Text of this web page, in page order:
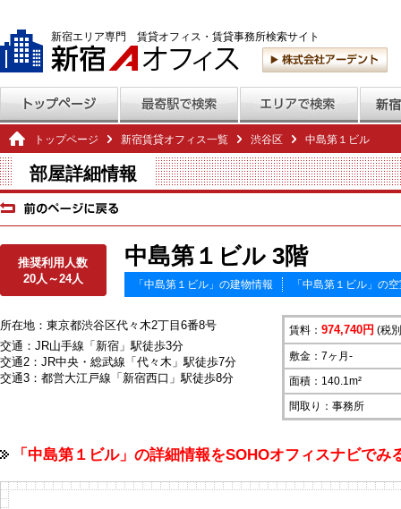
新宿エリア専門 賃貸オフィス・賃貸事務所検索サイト
トップページ 新宿賃貸オフィス一覧 渋谷区 中島第１ビル
部屋詳細情報
推奨利用人数
20人～24人
中島第１ビル 3階
「中島第１ビル」の建物情報 「中島第１ビル」の
所在地：東京都渋谷区代々木2丁目6番8号
交通：JR山手線「新宿」駅徒歩3分
交通2：JR中央・総武線「代々木」駅徒歩7分
交通3：都営大江戸線「新宿西口」駅徒歩8分
賃料： 974,740円 (税
敷金：7ヶ月-
面積：140.1m²
間取り：事務所
「中島第１ビル」の詳細情報をSOHOオフィスナビで